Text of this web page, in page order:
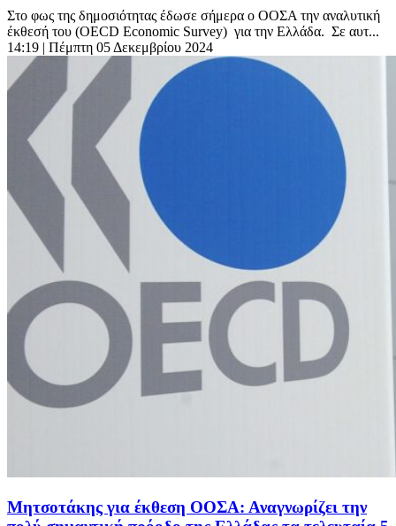
Στο φως της δημοσιότητας έδωσε σήμερα ο ΟΟΣΑ την αναλυτική
έκθεσή του (OECD Economic Survey) για την Ελλάδα. Σε αυτ...
14:19 | Πέμπτη 05 Δεκεμβρίου 2024
Μητσοτάκης για έκθεση ΟΟΣΑ: Αναγνωρίζει την